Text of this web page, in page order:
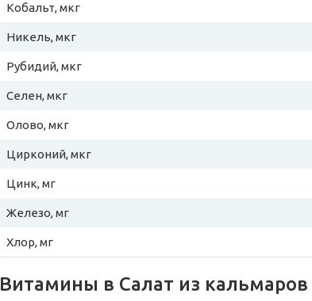
Кобальт, мкг
Никель, мкг
Рубидий, мкг
Селен, мкг
Олово, мкг
Цирконий, мкг
Цинк, мг
Железо, мг
Хлор, мг
Витамины в Салат из кальмаров